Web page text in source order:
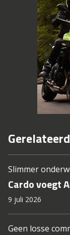
Slimmer
Cardo voegt
9 juli 2026
Geen losse